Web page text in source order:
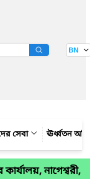
BN
সেবা ঊর্ধ্বতন
নাগেশ্বরী,